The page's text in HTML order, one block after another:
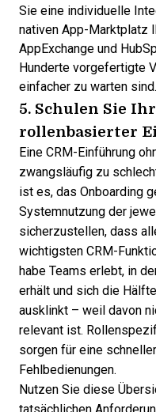
Sie eine individuelle
nativen App-Marktplatz
AppExchange und
Hunderte vorgefertigte
einfacher zu warten sind.
5. Schulen Sie
rollenbasierter
Eine CRM-Einführung
zwangsläufig zu
ist es, das Onboarding
Systemnutzung der
sicherzustellen, dass
wichtigsten CRM-
habe Teams erlebt, in
erhält und sich die
ausklinkt – weil davon
relevant ist.
sorgen für eine
Fehlbedienungen.
Nutzen Sie diese
tatsächlichen